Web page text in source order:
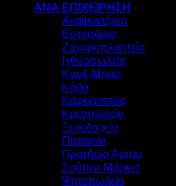
ΑΝΑ ΕΠΙΧΕΙΡΗΣΗ
Αναψυκτήριο
Εστιατόριο
Ζαχαροπλαστείο
Ιχθυοπωλείο
Καφέ-Μπαρ
Κάβα
Καφεκοπτείο
Κρεοπωλείο
Ξενοδοχείο
Πιτσαρία
Πρατήριο Άρτου
Σούπερ Μάρκετ
Ψητοπωλείο